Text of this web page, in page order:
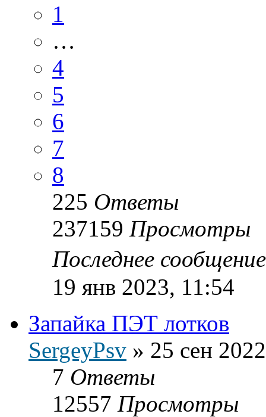
1
…
4
5
6
7
8
225 Ответы
237159 Просмотры
Последнее
19 янв 2023, 11:54
Запайка ПЭТ лотков
SergeyPsv » 25 сен
7 Ответы
12557 Просмотры